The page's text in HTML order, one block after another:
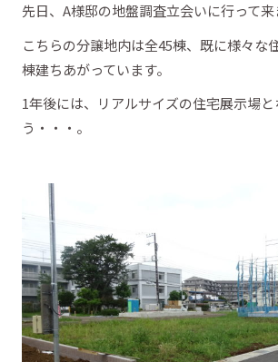
先日、A様邸の地盤調査立会いに行って来
こちらの分譲地内は全45棟、既に様々な
棟建ちあがっています。
1年後には、リアルサイズの住宅展示場と
う・・・。